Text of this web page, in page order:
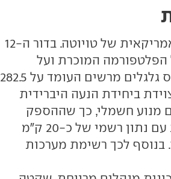
טויוטה קאמרי הייבריד היא מכונית המנהלים האמריקאית של טויוטה. בדור ה-12
היא שומרת על הפלטפורמה המוכרת ועל
המאפיינים העיקריים של קודמתה. לקאמרי בסיס גלגלים מרשים העומד על 282.5
ביחידת הנעה היברידית
בנפח 2.5 ליטר יחד עם מנוע חשמלי, כך שההספק
המשולב עומד על 230 כ"ס וצריכת הדלק מצוינת עם נתון רשמי של כ-20 ק"מ
בנוסף לכך רשימת מערכות